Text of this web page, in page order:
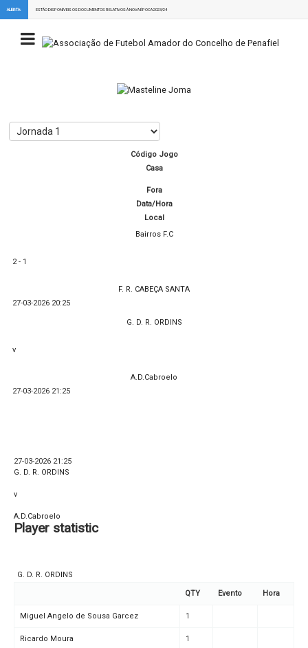
ALERTA: ESTÃO DISPONÍVEIS OS DOCUMENTOS RELATIVOS À NOVA ÉPOCA 2023/24
Código Jogo
Casa
Fora
Data/Hora
Local
Bairros F.C
2 - 1
F. R. CABEÇA SANTA
27-03-2026 20:25
G. D. R. ORDINS
v
A.D.Cabroelo
27-03-2026 21:25
27-03-2026 21:25
G. D. R. ORDINS
v
A.D.Cabroelo
Player statistic
G. D. R. ORDINS
QTY Evento Hora
Miguel Angelo de Sousa Garcez 1
Ricardo Moura 1